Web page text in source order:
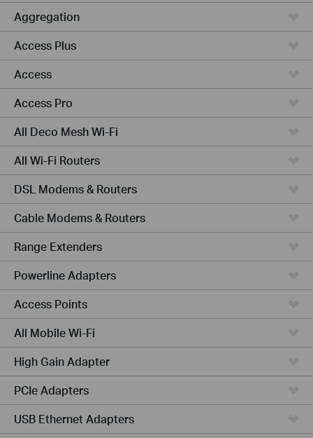
Aggregation
Access Plus
Access
Access Pro
All Deco Mesh Wi-Fi
All Wi-Fi Routers
DSL Modems & Routers
Cable Modems & Routers
Range Extenders
Powerline Adapters
Access Points
All Mobile Wi-Fi
High Gain Adapter
PCIe Adapters
USB Ethernet Adapters